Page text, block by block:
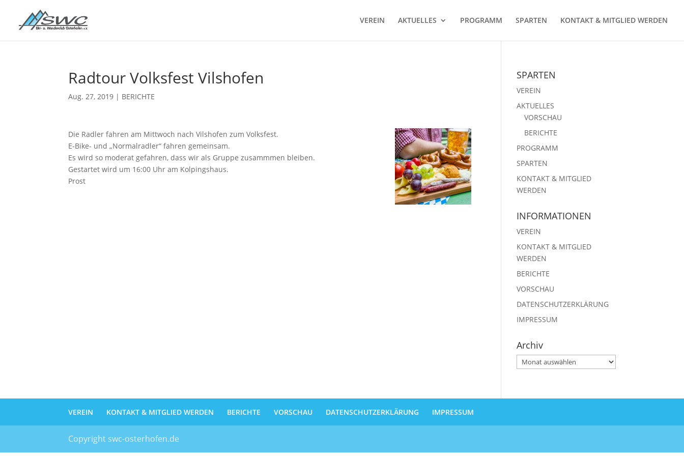
VEREIN AKTUELLES PROGRAMM SPARTEN KONTAKT & MITGLIED WERDEN
Radtour Volksfest Vilshofen
Aug. 27, 2019 | BERICHTE
Die Radler fahren am Mittwoch nach Vilshofen zum Volksfest.
E-Bike- und „Normalradler“ fahren gemeinsam.
Es wird so moderat gefahren, dass wir als Gruppe zusammmen bleiben.
Gestartet wird um 16:00 Uhr am Kolpingshaus.
Prost
SPARTEN
VEREIN
AKTUELLES
VORSCHAU
BERICHTE
PROGRAMM
SPARTEN
KONTAKT & MITGLIED
WERDEN
INFORMATIONEN
VEREIN
KONTAKT & MITGLIED
WERDEN
BERICHTE
VORSCHAU
DATENSCHUTZERKLÄRUNG
IMPRESSUM
Archiv
Archiv
VEREIN KONTAKT & MITGLIED WERDEN BERICHTE VORSCHAU DATENSCHUTZERKLÄRUNG IMPRESSUM
Copyright swc-osterhofen.de